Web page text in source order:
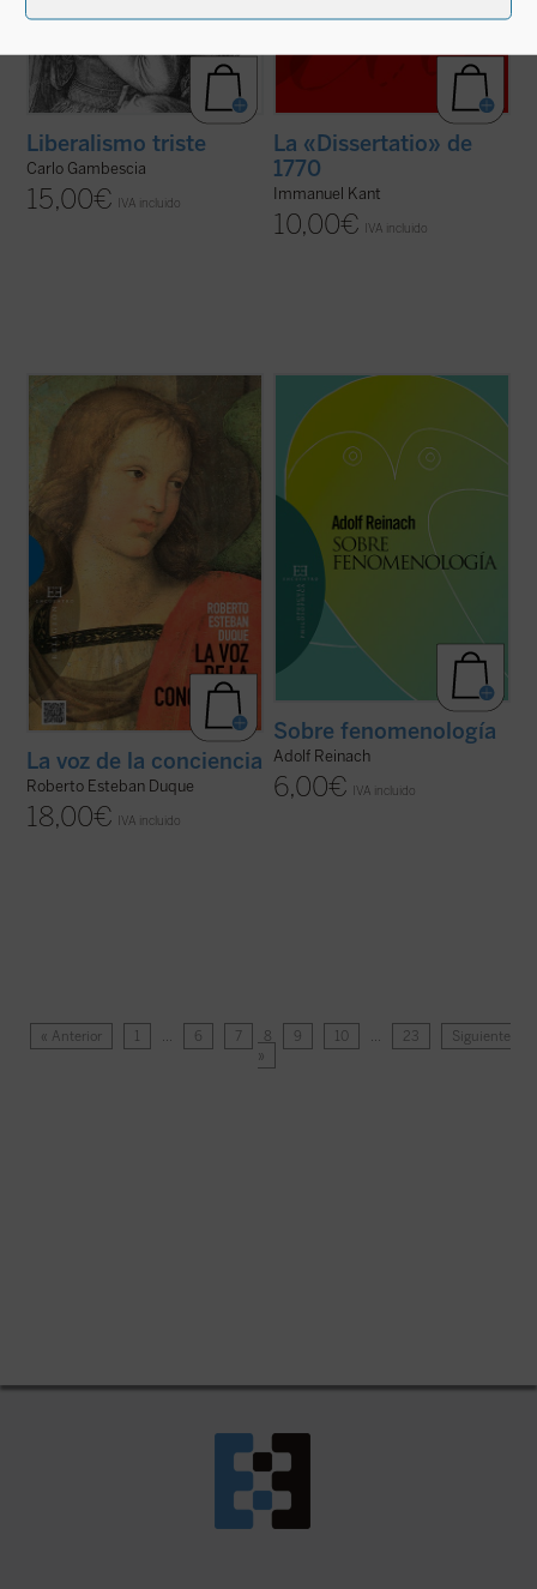
Liberalismo triste
Carlo Gambescia
15,00€ IVA incluido
La «Dissertatio» de
1770
Immanuel Kant
10,00€ IVA incluido
Asistimos actualmente, dentro del ámbito
de la teología moral católica, a una
contraposición frecuente entre una moral
moral «pasiva», en la que priman la
La voz de la conciencia
Roberto Esteban Duque
18,00€ IVA incluido
Este breve escrito constituye una
admirable introducción a la fenomenología,
y aun a la filosofía misma, plena de
claridades y de sustancia filosófica. En él,
bajo el lema de «a las cosas mismas»,
encontrará el lector una nítida ...(ver ficha)
Sobre fenomenología
Adolf Reinach
6,00€ IVA incluido
« Anterior 1 … 6 7 8 9 10 … 23
Siguiente
»